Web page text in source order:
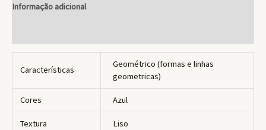
Informação adicional
Características
Geométrico (formas e linhas
geometricas)
Cores Azul
Textura Liso